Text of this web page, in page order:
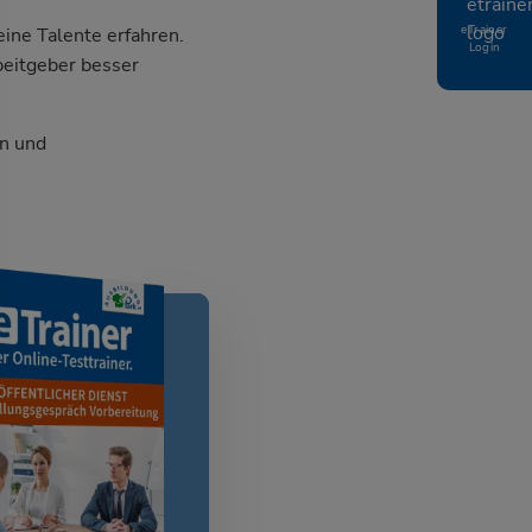
eTrainer
Login
Talente erfahren.
besser
und